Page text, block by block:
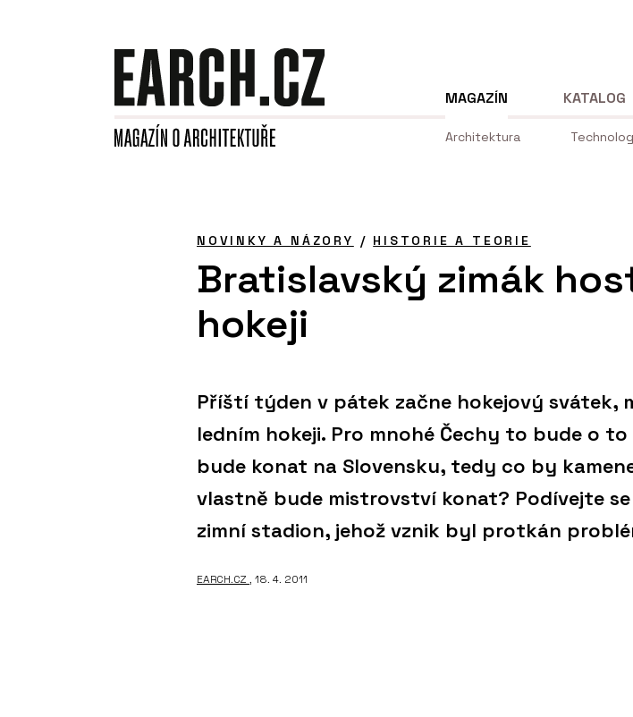
MAGAZÍN
Architektura
KATALOG
NOVINKY A NÁZORY / HISTORIE A TEORIE
Bratislavský zimák
hokeji
Příští týden v pátek začne hokejový svátek,
ledním hokeji. Pro mnohé Čechy to bude o
bude konat na Slovensku, tedy co by
vlastně bude mistrovství konat? Podívejte
zimní stadion, jehož vznik byl protkán
EARCH.CZ , 18. 4. 2011